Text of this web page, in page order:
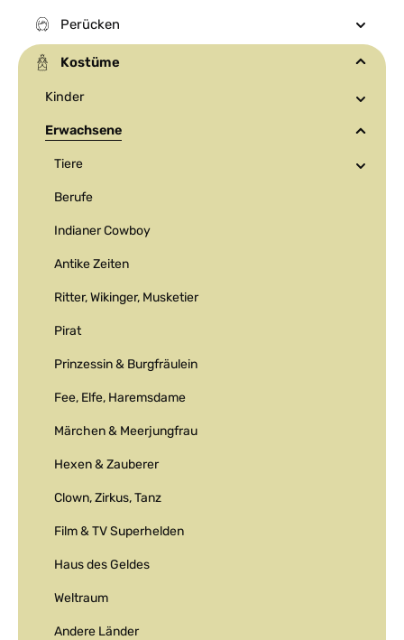
Perücken
Kostüme
Kinder
Erwachsene
Tiere
Berufe
Indianer Cowboy
Antike Zeiten
Ritter, Wikinger, Musketier
Pirat
Prinzessin & Burgfräulein
Fee, Elfe, Haremsdame
Märchen & Meerjungfrau
Hexen & Zauberer
Clown, Zirkus, Tanz
Film & TV Superhelden
Haus des Geldes
Weltraum
Andere Länder